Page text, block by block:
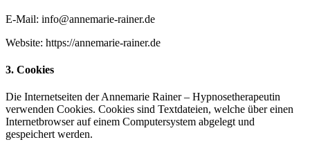
E-Mail: info@annemarie-rainer.de
Website: https://annemarie-rainer.de
3. Cookies
Die Internetseiten der Annemarie Rainer – Hypnosetherapeutin
verwenden Cookies. Cookies sind Textdateien, welche über einen
Internetbrowser auf einem Computersystem abgelegt und
gespeichert werden.